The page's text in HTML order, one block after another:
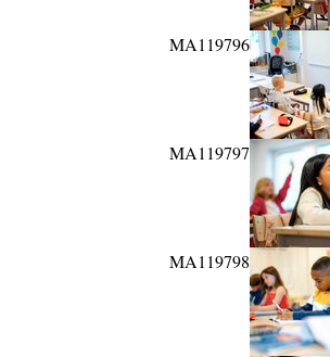
MA119796
MA119797
MA119798